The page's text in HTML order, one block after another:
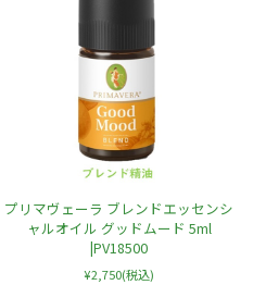
プリマヴェーラ ブレンドエッセンシ
ャルオイル グッドムード 5ml
|PV18500
¥2,750(税込)